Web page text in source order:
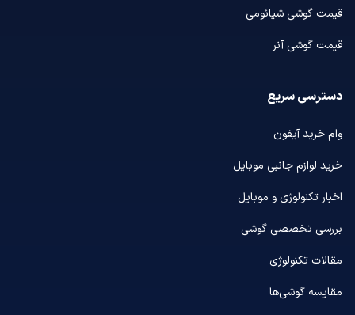
قیمت گوشی شیائومی
قیمت گوشی آنر
دسترسی سریع
وام خرید آیفون
خرید لوازم جانبی موبایل
اخبار تکنولوژی و موبایل
بررسی تخصصی گوشی
مقالات تکنولوژی
مقایسه گوشی‌ها